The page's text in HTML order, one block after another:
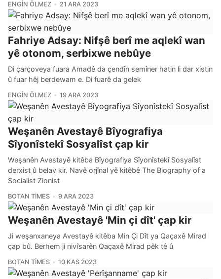
ENGIN ÖLMEZ 21 ARA 2023
Fahriye Adsay: Nifşê berî me aqlekî wan
yê otonom, serbixwe nebûye
Di çarçoveya fuara Amadê da çendîn semîner hatin li dar xistin
û fuar hêj berdewam e. Di fuarê da gelek
ENGIN ÖLMEZ 19 ARA 2023
Weşanên Avestayê Bîyografiya
Sîyonîstekî Sosyalîst çap kir
Weşanên Avestayê kitêba Bîyografiya Sîyonîstekî Sosyalîst
derxist û belav kir. Navê orjînal yê kitêbê The Biography of a
Socialist Zionist
BOTAN TIMES 9 ARA 2023
Weşanên Avestayê 'Min çi dît' çap kir
Ji weşanxaneya Avestayê kitêba Min Çi Dît ya Qaçaxê Mirad
çap bû. Berhem ji nivîsarên Qaçaxê Mirad pêk tê û
BOTAN TIMES 10 KAS 2023